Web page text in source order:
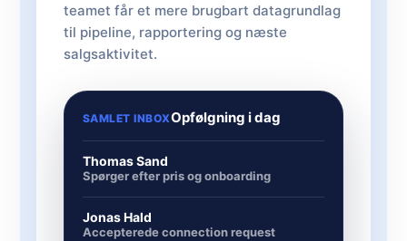
teamet får et mere brugbart datagrundlag
til pipeline, rapportering og næste
salgsaktivitet.
SAMLET INBOXOpfølgning i dag
Thomas Sand
Spørger efter pris og onboarding
Jonas Hald
Accepterede connection request